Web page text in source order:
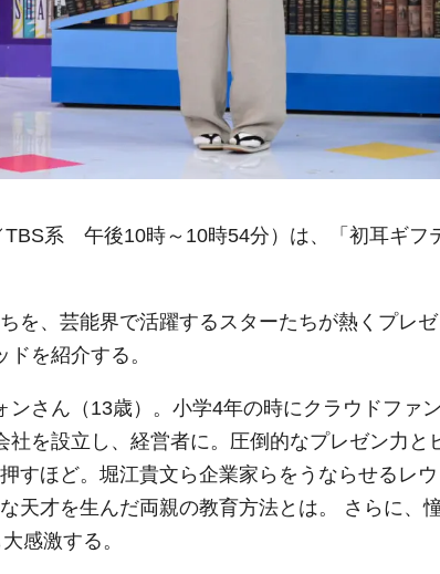
系 午後10時～10時54分）は、「初耳ギフ
を、芸能界で活躍するスターたちが熱くプレ
を紹介する。
さん（13歳）。小学4年の時にクラウドファ
を設立し、経営者に。圧倒的なプレゼン力と
すほど。堀江貴文ら企業家らをうならせるレ
天才を生んだ両親の教育方法とは。 さらに、
感激する。